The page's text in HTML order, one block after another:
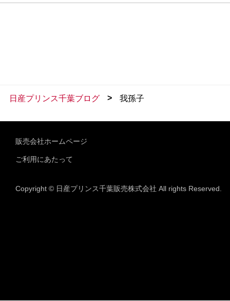
日産プリンス千葉ブログ > 我孫子
販売会社ホームページ
ご利用にあたって
Copyright © 日産プリンス千葉販売株式会社 All rights Reserved.